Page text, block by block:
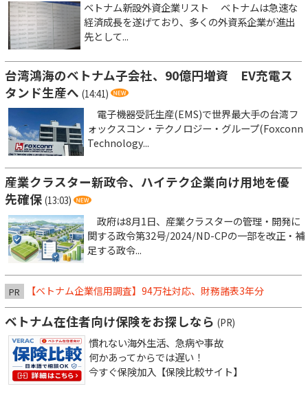
ベトナム新設外資企業リスト ベトナムは急速な
経済成長を遂げており、多くの外資系企業が進出
先として...
台湾鴻海のベトナム子会社、90億円増資 EV充電ス
タンド生産へ (14:41)
電子機器受託生産(EMS)で世界最大手の台湾フ
ォックスコン・テクノロジー・グループ(Foxconn
Technology...
産業クラスター新政令、ハイテク企業向け用地を優
先確保 (13:03)
政府は8月1日、産業クラスターの管理・開発に
関する政令第32号/2024/ND-CPの一部を改正・補
足する政令...
PR 【ベトナム企業信用調査】94万社対応、財務諸表3年分
ベトナム在住者向け保険をお探しなら (PR)
慣れない海外生活、急病や事故
何かあってからでは遅い！
今すぐ保険加入【保険比較サイト】